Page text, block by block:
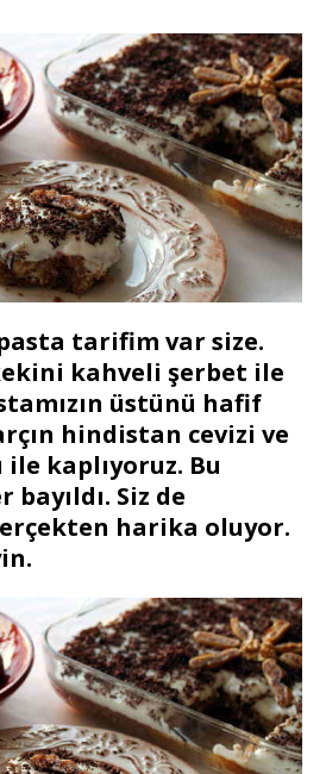
tarifim var size.
kahveli şerbet ile
üstünü hafif
hindistan cevizi ve
ile kaplıyoruz. Bu
bayıldı. Siz de
harika oluyor.